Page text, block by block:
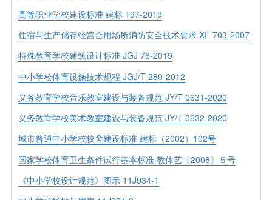
高等职业学校建设标准 建标 197-2019
住宿与生产储存经营合用场所消防安全技术要求 XF 703-2007
特殊教育学校建筑设计标准 JGJ 76-2019
中小学校体育设施技术规程 JGJ/T 280-2012
义务教育学校音乐教室建设与装备规范 JY/T 0631-2020
义务教育学校美术教室建设与装备规范 JY/T 0632-2020
城市普通中小学校校舍建设标准 建标（2002）102号
国家学校体育卫生条件试行基本标准 教体艺〔2008〕５号
《中小学校设计规范》图示 11J934-1